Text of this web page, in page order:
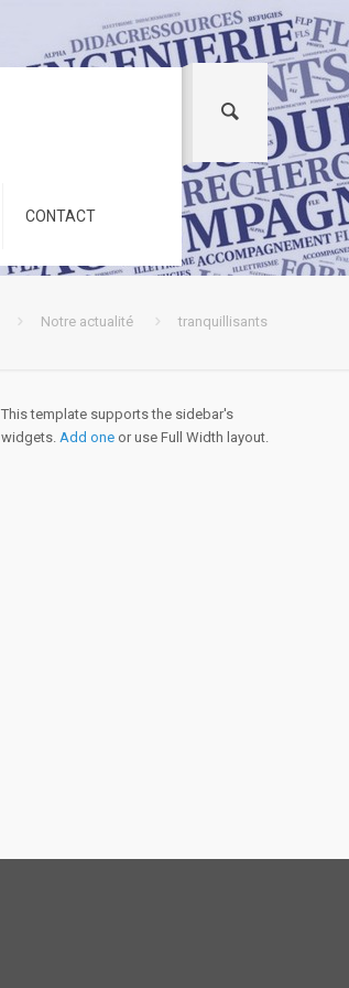
CONTACT
Notre actualité tranquillisants
This template supports the sidebar's
widgets. Add oneor use Full Width layout.